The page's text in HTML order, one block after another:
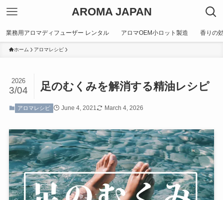
AROMA JAPAN
業務用アロマディフューザー レンタル アロマOEM小ロット製造 香りの
ホーム アロマレシピ
足のむくみを解消する精油レシピ
2026
3/04
アロマレシピ June 4, 2021 March 4, 2026